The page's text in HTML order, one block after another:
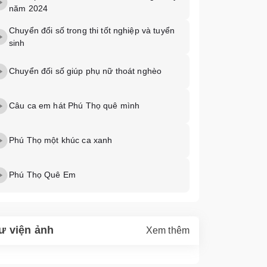
năm 2024
Chuyển đổi số trong thi tốt nghiệp và tuyển
sinh
Chuyển đối số giúp phụ nữ thoát nghèo
Câu ca em hát Phú Thọ quê mình
Phú Thọ một khúc ca xanh
Phú Thọ Quê Em
viện ảnh Xem thêm